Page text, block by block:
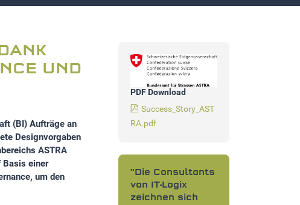
UND
(BI) Aufträge an
Designvorgaben
ASTRA
Basis einer
um den
PDF Download
Success_Story_AST
RA.pdf
"Die Consultants
von IT-Logix
zeichnen sich